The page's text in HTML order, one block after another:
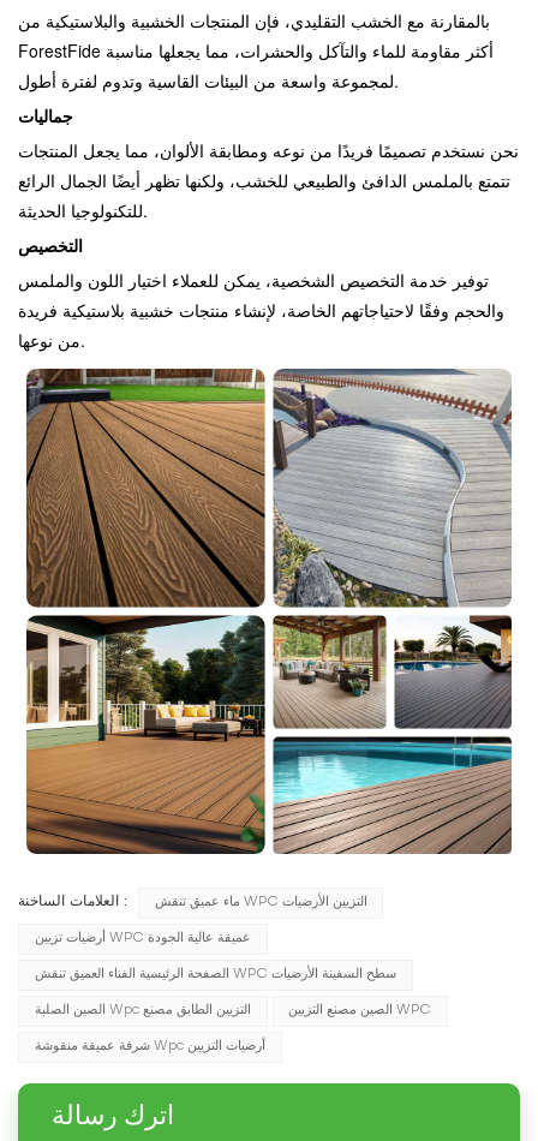
بالمقارنة مع الخشب التقليدي، فإن المنتجات الخشبية والبلاستيكية من
ForestFide أكثر مقاومة للماء والتآكل والحشرات، مما يجعلها مناسبة
لمجموعة واسعة من البيئات القاسية وتدوم لفترة أطول.
جماليات
نحن نستخدم تصميمًا فريدًا من نوعه ومطابقة الألوان، مما يجعل المنتجات
تتمتع بالملمس الدافئ والطبيعي للخشب، ولكنها تظهر أيضًا الجمال الرائع
للتكنولوجيا الحديثة.
التخصيص
توفير خدمة التخصيص الشخصية، يمكن للعملاء اختيار اللون والملمس
والحجم وفقًا لاحتياجاتهم الخاصة، لإنشاء منتجات خشبية بلاستيكية فريدة
من نوعها.
العلامات الساخنة : ماء عميق تنقش WPC التزيين الأرضيات
أرضيات تزيين WPC عميقة عالية الجودة
الصفحة الرئيسية الفناء العميق تنقش WPC سطح السفينة الأرضيات
الصين الصلبة Wpc التزيين الطابق مصنع الصين مصنع التزيين WPC
شرفة عميقة منقوشة Wpc أرضيات التزيين
اترك رسالة